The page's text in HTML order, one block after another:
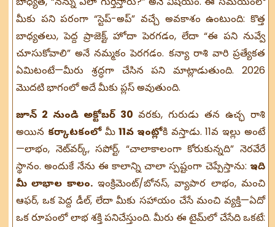
మీకు పని పరంగా “స్టెప్-అప్” వచ్చే అవకాశం ఉంటుంది: కొత్త
బాధ్యతలు, పెద్ద ప్రాజెక్ట్, హోదా పెరగడం, లేదా “ఈ పని నువ్వే
చూసుకోవాలి” అనే నమ్మకం పెరగడం. కన్యా రాశి వారి ప్రత్యేకత
ఏమిటంటే—మీరు శ్రద్ధగా చేసిన పని మాట్లాడుతుంది. 2026
మొదటి భాగంలో అదే మీకు ప్లస్ అవుతుంది.
జూన్ 2 నుండి అక్టోబర్ 30 వరకు, గురుడు తన ఉచ్ఛ రాశి
అయిన కర్కాటకంలోమీ11వ ఇంట్లోకి వస్తాడు. 11వ ఇల్లు అంటే
—లాభం, నెట్‌వర్క్, సపోర్ట్, “చాలాకాలంగా కోరుకున్నది” నెరవేరే
స్థానం. అందుకే నేను ఈ కాలాన్ని చాలా స్పష్టంగా చెప్పేస్తాను: ఇది
మీ లాభాల కాలం.ఇంక్రిమెంట్/బోనస్, వ్యాపార లాభం, మంచి
ఆఫర్, ఒక పెద్ద డీల్, లేదా మీకు సహాయం చేసే మంచి వ్యక్తి—ఏదో
ఒక రూపంలో లాభ శక్తి పనిచేస్తుంది. మీరు ఈ టైమ్‌లో చేసేది ఒకటే: